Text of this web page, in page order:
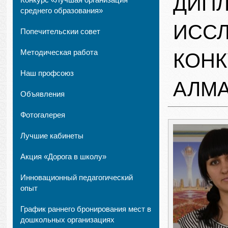
среднего образования»
Попечительскии совет
Методическая работа
Наш профсоюз
Объявления
Фотогалерея
Лучшие кабинеты
Акция «Дорога в школу»
Инновационный педагогический
опыт
График раннего бронирования мест в
дошкольных организациях